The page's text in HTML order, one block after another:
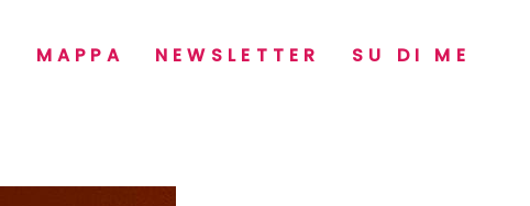
MAPPA NEWSLETTER SU DI ME